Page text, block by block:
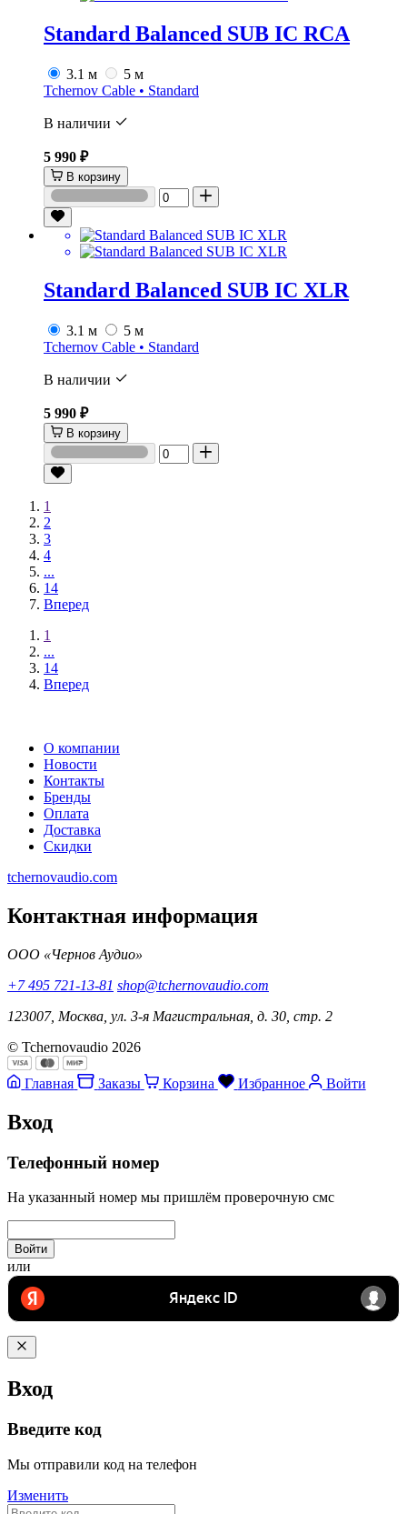
Standard Balanced SUB IC RCA
3.1 м
5 м
Tchernov Cable • Standard
В наличии
5 990 ₽
В корзину
Standard Balanced SUB IC XLR
3.1 м
5 м
Tchernov Cable • Standard
В наличии
5 990 ₽
В корзину
1
2
3
4
...
14
Вперед
1
...
14
Вперед
О компании
Новости
Контакты
Бренды
Оплата
Доставка
Скидки
tchernovaudio.com
Контактная информация
ООО «Чернов Аудио»
+7 495 721-13-81 shop@tchernovaudio.com
123007, Москва, ул. 3-я Магистральная, д. 30, стр. 2
© Tchernovaudio 2026
Главная Заказы Корзина Избранное Войти
Вход
Телефонный номер
На указанный номер мы пришлём проверочную смс
Войти
или
Вход
Введите код
Мы отправили код на телефон
Изменить